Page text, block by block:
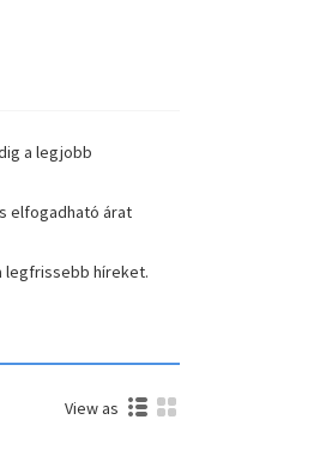
a legjobb
elfogadható árat
legfrissebb híreket.
View as